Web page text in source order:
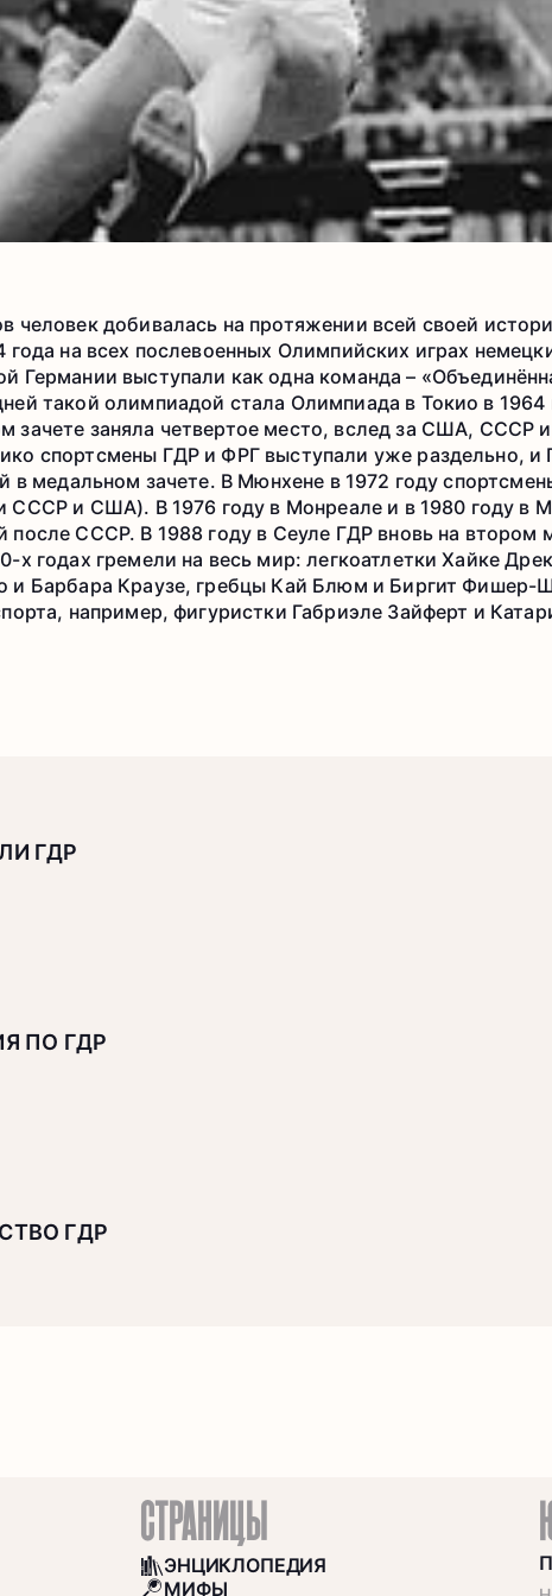
человек добивалась на протяжении всей своей
на всех послевоенных Олимпийских играх
Германии выступали как одна команда –
такой олимпиадой стала Олимпиада в Токио в 1964
зачете заняла четвертое место, вслед за США, СССР и
спортсмены ГДР и ФРГ выступали уже раздельно, и
в медальном зачете. В Мюнхене в 1972 году
СССР и США). В 1976 году в Монреале и в 1980 году в
после СССР. В 1988 году в Сеуле ГДР вновь на втором
х годах гремели на весь мир: легкоатлетки Хайке
и Барбара Краузе, гребцы Кай Блюм и Биргит Фишер-
например, фигуристки Габриэле Зайферт и
ГДР
ПО ГДР
ГДР
СТРАНИЦЫ
BOOKS
ЭНЦИКЛОПЕДИЯ
МИФЫ